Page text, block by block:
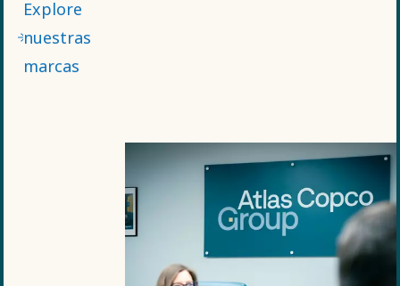
de
vanguardia
y
Explore
nuestras
marcas